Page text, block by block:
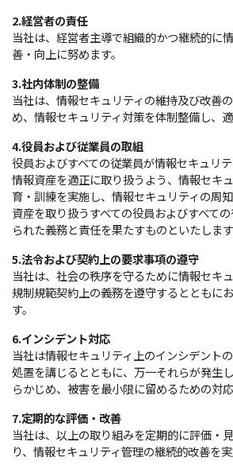
2.経営者の責任
当社は、経営者主導で組織的かつ継続的に
善・向上に努めます。
3.社内体制の整備
当社は、情報セキュリティの維持及び改善
め、情報セキュリティ対策を体制整備し、
4.役員および従業員の取組
役員およびすべての従業員が情報セキュリテ
情報資産を適正に取り扱うよう、情報セキ
育・訓練を実施し、情報セキュリティの周
資産を取り扱うすべての役員およびすべて
られた義務と責任を果たすものといたします
5.法令および契約上の要求事項の遵守
当社は、社会の秩序を守るために情報セキ
規制規範契約上の義務を遵守するとともに
す。
6.インシデント対応
当社は情報セキュリティ上のインシデント
処置を講じるとともに、万一それらが発生
らかじめ、被害を最小限に留めるための対
7.定期的な評価・改善
当社は、以上の取り組みを定期的に評価・
り、情報セキュリティ管理の継続的改善を実